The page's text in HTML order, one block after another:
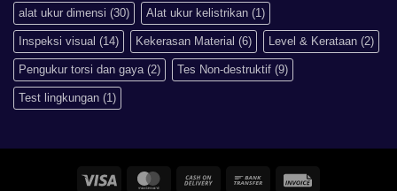
Baik
Daripada
Imperial?
alat ukur dimensi (30) Alat ukur kelistrikan (1)
Inspeksi visual (14) Kekerasan Material (6) Level & Kerataan (2)
Pengukur torsi dan gaya (2) Tes Non-destruktif (9)
Test lingkungan (1)
Visa MasterCardCash
Bank